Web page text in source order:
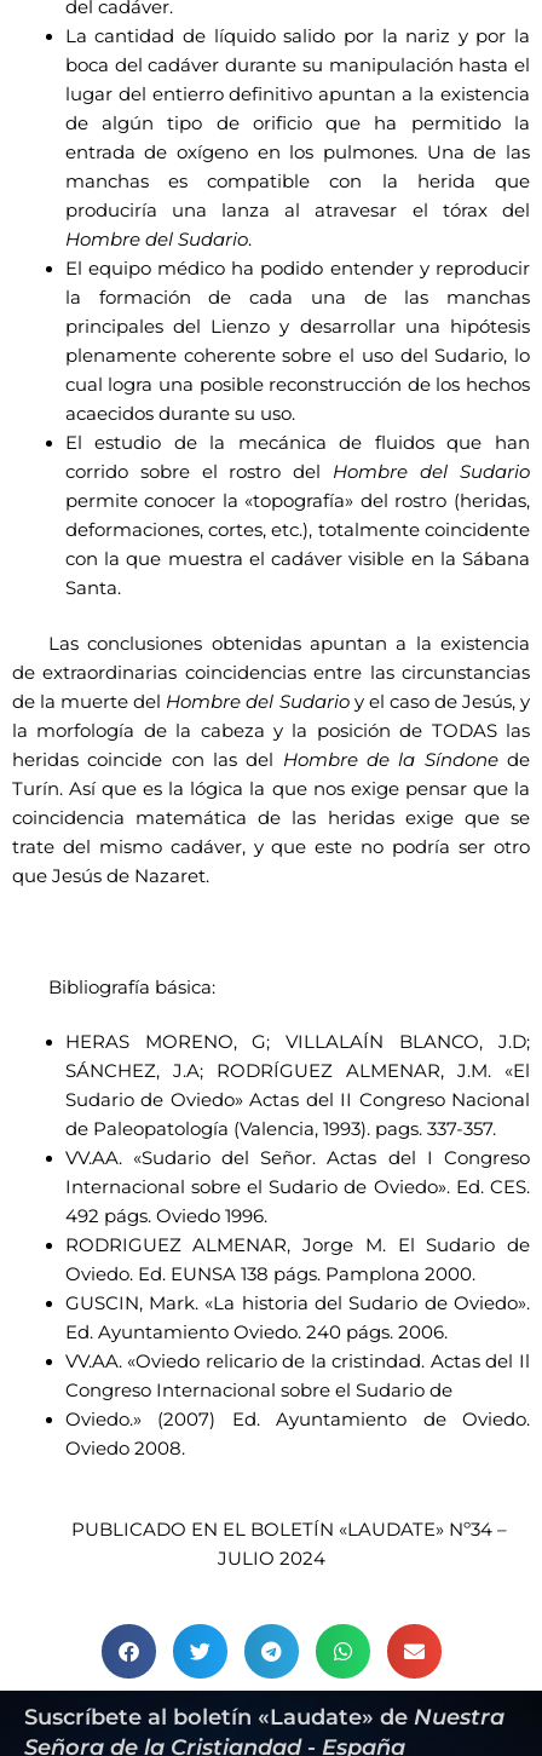
del cadáver.
La cantidad de líquido salido por la nariz y por la
boca del cadáver durante su manipulación hasta el
lugar del entierro definitivo apuntan a la existencia
de algún tipo de orificio que ha permitido la
entrada de oxígeno en los pulmones. Una de las
manchas es compatible con la herida que
produciría una lanza al atravesar el tórax del
Hombre del Sudario.
El equipo médico ha podido entender y reproducir
la formación de cada una de las manchas
principales del Lienzo y desarrollar una hipótesis
plenamente coherente sobre el uso del Sudario, lo
cual logra una posible reconstrucción de los hechos
acaecidos durante su uso.
El estudio de la mecánica de fluidos que han
corrido sobre el rostro del Hombre del Sudario
permite conocer la «topografía» del rostro (heridas,
deformaciones, cortes, etc.), totalmente coincidente
con la que muestra el cadáver visible en la Sábana
Santa.
Las conclusiones obtenidas apuntan a la existencia
de extraordinarias coincidencias entre las circunstancias
de la muerte del Hombre del Sudarioy el caso de Jesús, y
la morfología de la cabeza y la posición de TODAS las
heridas coincide con las del Hombre de la Síndonede
Turín. Así que es la lógica la que nos exige pensar que la
coincidencia matemática de las heridas exige que se
trate del mismo cadáver, y que este no podría ser otro
que Jesús de Nazaret.
Bibliografía básica:
HERAS MORENO, G; VILLALAÍN BLANCO, J.D;
SÁNCHEZ, J.A; RODRÍGUEZ ALMENAR, J.M. «El
Sudario de Oviedo» Actas del II Congreso Nacional
de Paleopatología (Valencia, 1993). pags. 337-357.
VV.AA. «Sudario del Señor. Actas del I Congreso
Internacional sobre el Sudario de Oviedo». Ed. CES.
492 págs. Oviedo 1996.
RODRIGUEZ ALMENAR, Jorge M. El Sudario de
Oviedo. Ed. EUNSA 138 págs. Pamplona 2000.
GUSCIN, Mark. «La historia del Sudario de Oviedo».
Ed. Ayuntamiento Oviedo. 240 págs. 2006.
VV.AA. «Oviedo relicario de la cristindad. Actas del Il
Congreso Internacional sobre el Sudario de
Oviedo.» (2007) Ed. Ayuntamiento de Oviedo.
Oviedo 2008.
PUBLICADO EN EL BOLETÍN «LAUDATE» Nº34 –
JULIO 2024
Suscríbete al boletín «Laudate» de Nuestra
Señora de la Cristiandad - España